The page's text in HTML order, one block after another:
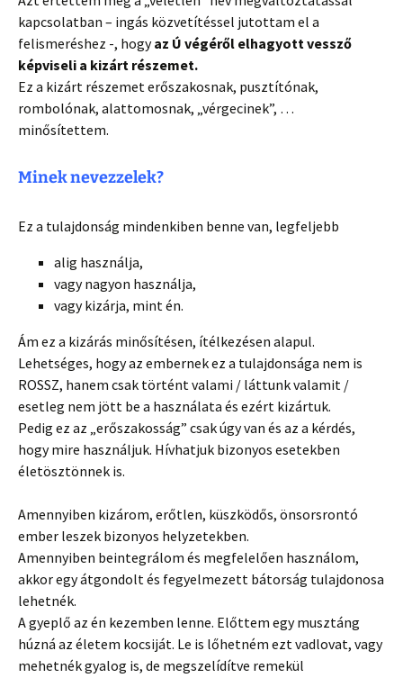
kapcsolatban – ingás közvetítéssel jutottam el a
felismeréshez -, hogyaz Ú végéről elhagyott vessző
képviseli a kizárt részemet.
Ez a kizárt részemet erőszakosnak, pusztítónak,
rombolónak, alattomosnak, „vérgecinek”, …
minősítettem.
Minek nevezzelek?
Ez a tulajdonság mindenkiben benne van, legfeljebb
alig használja,
vagy nagyon használja,
vagy kizárja, mint én.
Ám ez a kizárás minősítésen, ítélkezésen alapul.
Lehetséges, hogy az embernek ez a tulajdonsága nem is
ROSSZ, hanem csak történt valami / láttunk valamit /
esetleg nem jött be a használata és ezért kizártuk.
Pedig ez az „erőszakosság” csak úgy van és az a kérdés,
hogy mire használjuk. Hívhatjuk bizonyos esetekben
életösztönnek is.
Amennyiben kizárom, erőtlen, küszködős, önsorsrontó
ember leszek bizonyos helyzetekben.
Amennyiben beintegrálom és megfelelően használom,
akkor egy átgondolt és fegyelmezett bátorság tulajdonosa
lehetnék.
A gyeplő az én kezemben lenne. Előttem egy musztáng
húzná az életem kocsiját. Le is lőhetném ezt vadlovat, vagy
mehetnék gyalog is, de megszelídítve remekül